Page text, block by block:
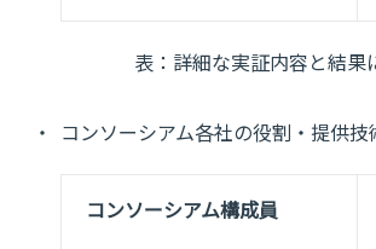
表：詳細な実証内容と結果
コンソーシアム各社の役割・提供技
コンソーシアム構成員